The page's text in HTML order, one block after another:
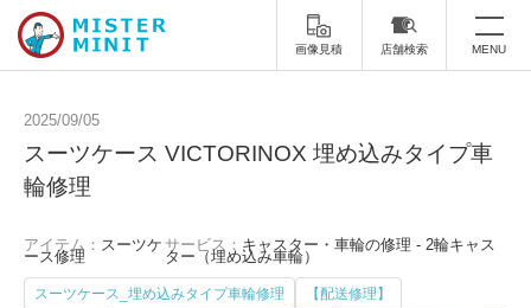
画像見積 店舗検索 MENU
ミスターミニットについて
スーツケース修理 靴修理
2025/09/05
スーツケース VICTORINOX 埋め込みタイプ車
輪修理
アイテム： スーツケ
ース修理
サービス： キャスター・車輪の修理 - 2輪キャス
ター（埋め込み車輪）
スーツケース_埋め込みタイプ車輪修理 【配送修理】